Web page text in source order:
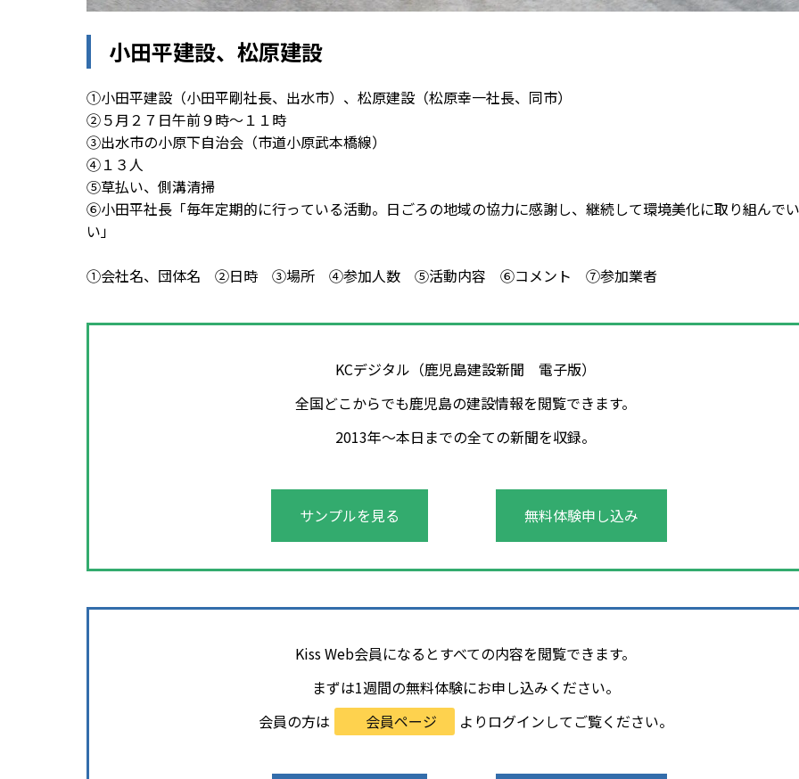
小田平建設、松原建設
①小田平建設（小田平剛社長、出水市）、松原建設（松原幸一社長、同市）
②５月２７日午前９時～１１時
③出水市の小原下自治会（市道小原武本橋線）
④１３人
⑤草払い、側溝清掃
⑥小田平社長「毎年定期的に行っている活動。日ごろの地域の協力に感謝し、継続して環境美化に取り組んで
い」
①会社名、団体名 ②日時 ③場所 ④参加人数 ⑤活動内容 ⑥コメント ⑦参加業者
KCデジタル（鹿児島建設新聞 電子版）
全国どこからでも鹿児島の建設情報を閲覧できます。
2013年～本日までの全ての新聞を収録。
サンプルを見る 無料体験申し込み
Kiss Web会員になるとすべての内容を閲覧できます。
まずは1週間の無料体験にお申し込みください。
会員の方は
会員ページ よりログインしてご覧ください。